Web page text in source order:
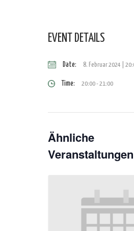
EVENT DETAILS
Date: 8. Februar 2024 |
Time: 20:00 - 21:00
Ähnliche
Veranstaltungen